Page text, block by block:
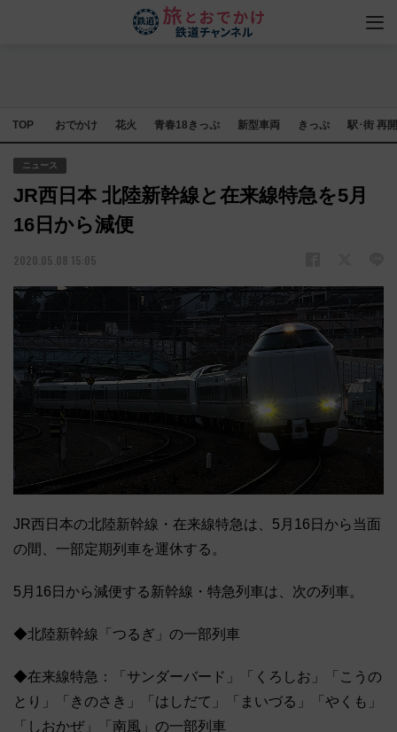
TOP おでかけ 花火 青春18きっぷ 新型車両 きっぷ 駅･街 再
ニュース
JR西日本 北陸新幹線と在来線特急を5月
16日から減便
2020.05.08 15:05
JR西日本の北陸新幹線・在来線特急は、5月16日から当面
の間、一部定期列車を運休する。
5月16日から減便する新幹線・特急列車は、次の列車。
◆北陸新幹線「つるぎ」の一部列車
◆在来線特急：「サンダーバード」「くろしお」「こうの
とり」「きのさき」「はしだて」「まいづる」「やくも」
「しおかぜ」「南風」の一部列車